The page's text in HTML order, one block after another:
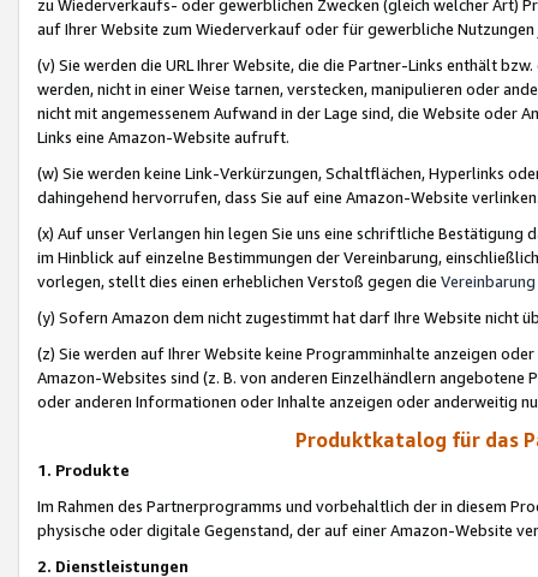
zu Wiederverkaufs- oder gewerblichen Zwecken (gleich welcher Art)
auf Ihrer Website zum Wiederverkauf oder für gewerbliche
(v) Sie werden die URL Ihrer Website, die die Partner-Links enthält
werden, nicht in einer Weise tarnen, verstecken, manipulieren oder
nicht mit angemessenem Aufwand in der Lage sind, die Website oder
Links eine Amazon-Website aufruft.
(w) Sie werden keine Link-Verkürzungen, Schaltflächen, Hyperlinks
dahingehend hervorrufen, dass Sie auf eine Amazon-Website
(x) Auf unser Verlangen hin legen Sie uns eine schriftliche
im Hinblick auf einzelne Bestimmungen der Vereinbarung,
vorlegen, stellt dies einen erheblichen Verstoß gegen die Vereinbarung
(y) Sofern Amazon dem nicht zugestimmt hat darf Ihre Website nicht
(z) Sie werden auf Ihrer Website keine Programminhalte anzeigen
Amazon-Websites sind (z. B. von anderen Einzelhändlern
oder anderen Informationen oder Inhalte anzeigen oder anderweitig
Produktkatalog für das
1. Produkte
Im Rahmen des Partnerprogramms und vorbehaltlich der in diesem
physische oder digitale Gegenstand, der auf einer Amazon-Website
2. Dienstleistungen